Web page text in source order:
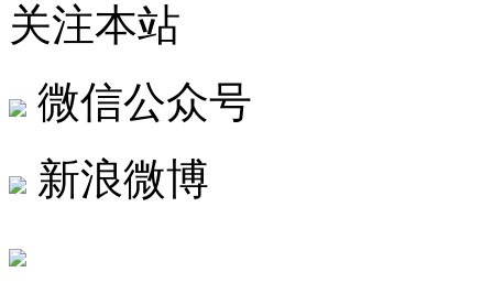
关注本站
微信公众号
新浪微博